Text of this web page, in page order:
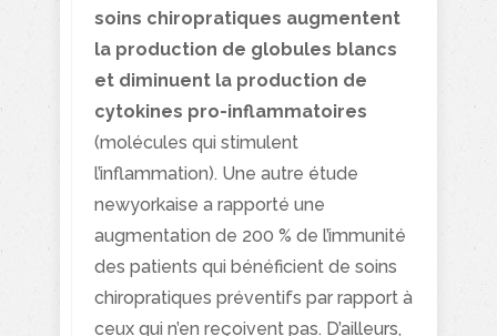
soins chiropratiques augmentent
la production de globules blancs
et diminuent la production de
cytokines pro-inflammatoires
(molécules qui stimulent
l’inflammation). Une autre étude
newyorkaise a rapporté une
augmentation de 200 % de l’immunité
des patients qui bénéficient de soins
chiropratiques préventifs par rapport à
ceux qui n’en reçoivent pas. D’ailleurs,